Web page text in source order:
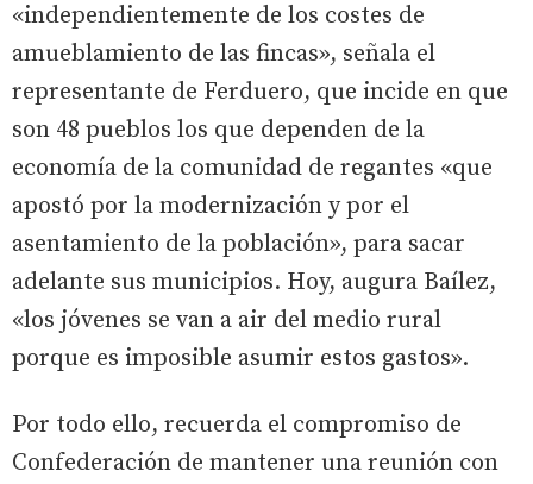
«independientemente de los costes de
amueblamiento de las fincas», señala el
representante de Ferduero, que incide en que
son 48 pueblos los que dependen de la
economía de la comunidad de regantes «que
apostó por la modernización y por el
asentamiento de la población», para sacar
adelante sus municipios. Hoy, augura Baílez,
«los jóvenes se van a air del medio rural
porque es imposible asumir estos gastos».
Por todo ello, recuerda el compromiso de
Confederación de mantener una reunión con